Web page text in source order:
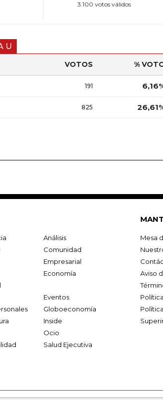
3.100 votos válidos
U
VOTOS %
191
825
Análisis
Comunidad
Empresarial
Economía
Eventos
Globoeconomía
Inside
Ocio
Salud Ejecutiva
Mesa
Aviso